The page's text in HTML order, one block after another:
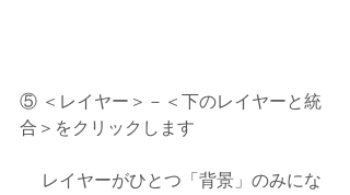
⑤ ＜レイヤー＞－＜下のレイヤーと統
合＞をクリックします